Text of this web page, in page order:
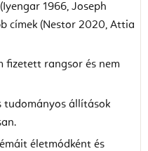
1966, Joseph
címek (Nestor 2020, Attia
fizetett rangsor és nem
tudományos állítások
életmódként és